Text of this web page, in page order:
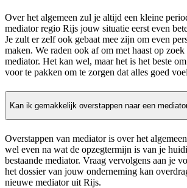
Over het algemeen zul je altijd een kleine
mediator regio Rijs jouw situatie eerst even
Je zult er zelf ook gebaat mee zijn om even
maken. We raden ook af om met haast op zoek
mediator. Het kan wel, maar het is het beste
voor te pakken om te zorgen dat alles goed
Kan ik gemakkelijk overstappen naar een
Overstappen van mediator is over het
wel even na wat de opzegtermijn is van je
bestaande mediator. Vraag vervolgens aan je
het dossier van jouw onderneming kan
nieuwe mediator uit Rijs.